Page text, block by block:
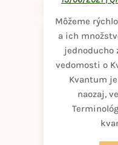
Môžeme
a ich
jednoducho
vedomosti o
Kvantum
naozaj,